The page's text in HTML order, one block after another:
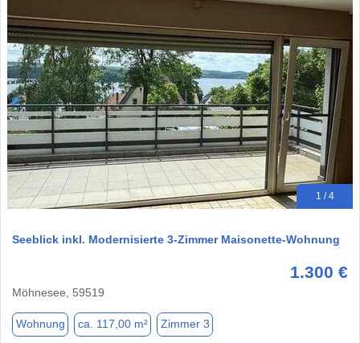
1 / 4
Seeblick inkl. Modernisierte 3-Zimmer Maisonette-Wohnung
1.300 €
Möhnesee, 59519
Wohnung ca. 117,00 m² Zimmer 3